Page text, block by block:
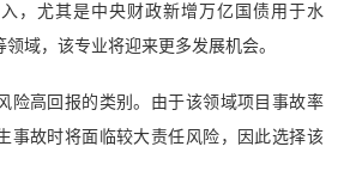
，尤其是中央财政新增万亿国债用于水
域，该专业将迎来更多发展机会。
险高回报的类别。由于该领域项目事故率
事故时将面临较大责任风险，因此选择该